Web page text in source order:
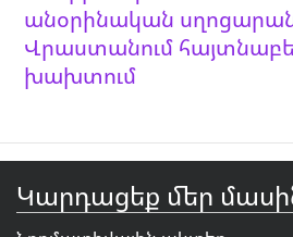
անօրինական
Վրաստանում
խախտում
Կարդացեք մեր